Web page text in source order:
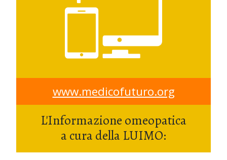
www.medicofuturo.org
L'Informazione omeopatica
a cura della LUIMO: